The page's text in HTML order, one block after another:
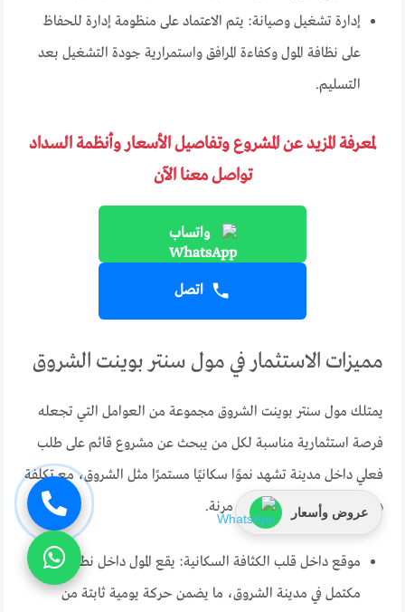
إدارة تشغيل وصيانة: يتم الاعتماد على منظومة إدارة للحفاظ
على نظافة المول وكفاءة المرافق واستمرارية جودة التشغيل بعد
التسليم.
لمعرفة المزيد عن المشروع وتفاصيل الأسعار وأنظمة السداد
تواصل معنا الآن
واتساب
اتصل
مميزات الاستثمار في مول سنتر بوينت الشروق
يمتلك مول سنتر بوينت الشروق مجموعة من العوامل التي تجعله
فرصة استثمارية مناسبة لكل من يبحث عن مشروع قائم على طلب
فعلي داخل مدينة تشهد نموًا سكانيًا مستمرًا مثل الشروق، مع تكلفة
دخول مناسبة وأنظمة سداد مرنة.
موقع داخل قلب الكثافة السكانية: يقع المول داخل نطاق سكني
مكتمل في مدينة الشروق، ما يضمن حركة يومية ثابتة من
عروض وأسعار